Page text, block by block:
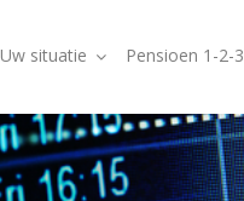
Uw situatie Pensioen 1-2-3